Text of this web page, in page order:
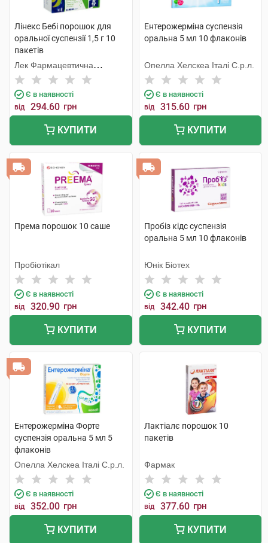
Лінекс Бебі порошок для
оральної суспензії 1,5 г 10
пакетів
Лек Фармацевтична
компанія
Є в наявності
від 294.60 грн
КУПИТИ
Ентерожерміна суспензія
оральна 5 мл 10 флаконів
Опелла Хелскеа Італі С.р.л.
Є в наявності
від 315.60 грн
КУПИТИ
Према порошок 10 саше
Пробіотікал
Є в наявності
від 320.90 грн
КУПИТИ
Пробіз кідс суспензія
оральна 5 мл 10 флаконів
Юнік Біотех
Є в наявності
від 342.40 грн
КУПИТИ
Ентерожерміна Форте
суспензія оральна 5 мл 5
флаконів
Опелла Хелскеа Італі С.р.л.
Є в наявності
від 352.00 грн
КУПИТИ
Лактіалє порошок 10
пакетів
Фармак
Є в наявності
від 377.60 грн
КУПИТИ